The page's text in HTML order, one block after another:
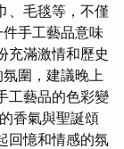
、毛毯等，不僅
手工藝品意味
充滿激情和歷史
圍，建議晚上
工藝品的色彩變
香氣與聖誕頌
回憶和情感的氛